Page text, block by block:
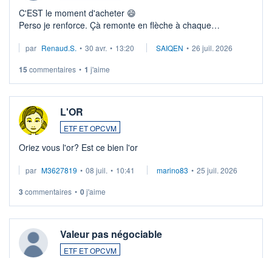
C'EST le moment d'acheter 😄​
Perso je renforce. Çà remonte en flèche à chaque
Investissement long terme tip top pour sa retraite.
par Renaud.S. • 30 avr. • 13:20 SAIQEN • 26 juil. 2026
15 commentaires • 1 j'aime
L'OR
ETF ET OPCVM
Oriez vous l'or? Est ce bien l'or
par M3627819 • 08 juil. • 10:41 marino83 • 25 juil. 2026
3 commentaires • 0j'aime
Valeur pas négociable
ETF ET OPCVM